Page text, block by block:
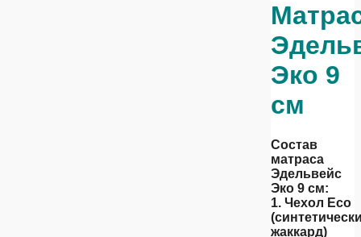
Эко 9
см
Состав
матраса
Эдельвейс
Эко 9 см:
1. Чехол Eco
жаккард)